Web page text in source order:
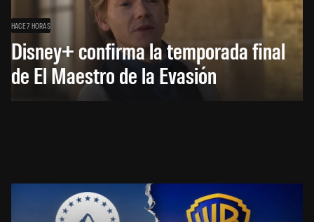
HACE 7 HORAS
Disney+ confirma la temporada final
de El Maestro de la Evasión